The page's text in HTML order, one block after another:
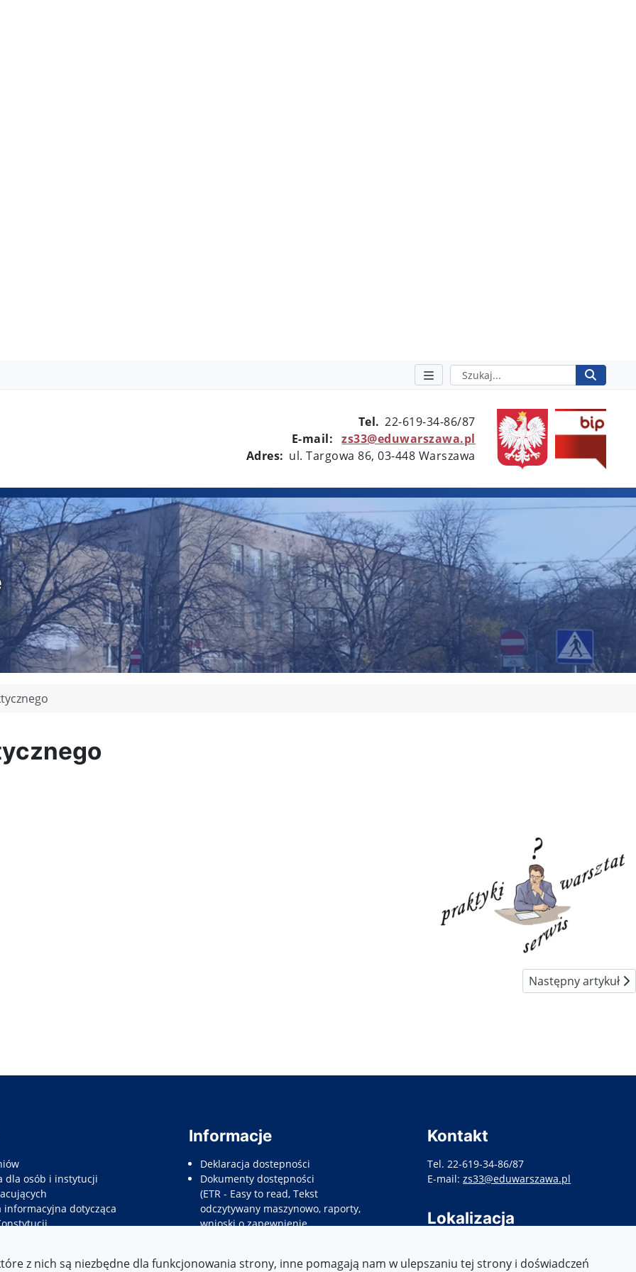
Szukaj
Tel. 22-619-34-86/87
E-mail:
zs33@eduwarszawa.pl
Adres: ul. Targowa 86, 03-448 Warszawa
Następny artykuł:
Następny artykuł
dla osób i instytucji
informacyjna dotycząca
informacyjne dla
Informacje
Deklaracja dostepności
Dokumenty dostępności
(ETR - Easy to read, Tekst
odczytywany maszynowo, raporty,
wnioski o zapewnienie
Kontakt
Tel. 22-619-34-86/87
E-mail:zs33@eduwarszawa.pl
Lokalizacja
03-448 Warszawa
z nich są niezbędne dla funkcjonowania strony, inne pomagają nam w ulepszaniu tej strony i doświadczeń